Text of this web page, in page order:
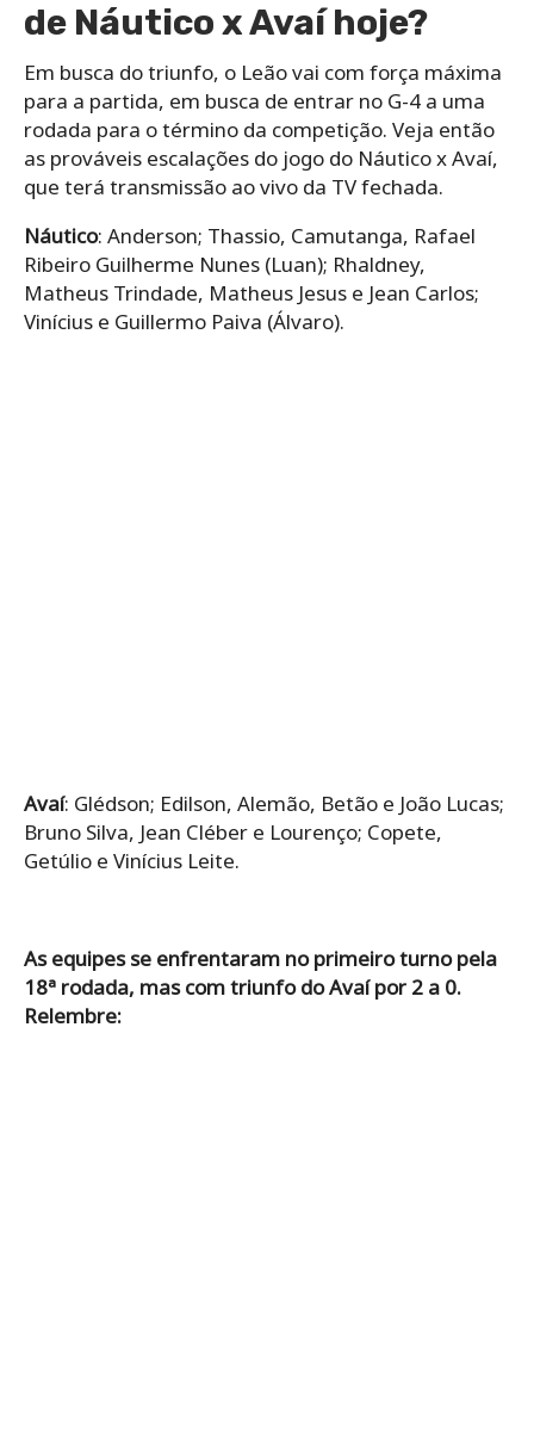
de Náutico x Avaí hoje?
Em busca do triunfo, o Leão vai com força máxima
para a partida, em busca de entrar no G-4 a uma
rodada para o término da competição. Veja então
as prováveis escalações do jogo do Náutico x Avaí,
que terá transmissão ao vivo da TV fechada.
Náutico: Anderson; Thassio, Camutanga, Rafael
Ribeiro Guilherme Nunes (Luan); Rhaldney,
Matheus Trindade, Matheus Jesus e Jean Carlos;
Vinícius e Guillermo Paiva (Álvaro).
Avaí: Glédson; Edilson, Alemão, Betão e João Lucas;
Bruno Silva, Jean Cléber e Lourenço; Copete,
Getúlio e Vinícius Leite.
As equipes se enfrentaram no primeiro turno pela
18ª rodada, mas com triunfo do Avaí por 2 a 0.
Relembre: